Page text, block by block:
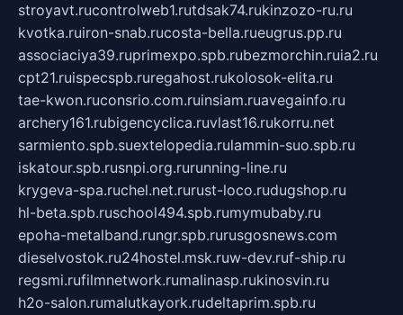
stroyavt.rucontrolweb1.rutdsak74.rukinzozo-ru.ru
kvotka.ruiron-snab.rucosta-bella.rueugrus.pp.ru
associaciya39.ruprimexpo.spb.rubezmorchin.ruia2.ru
cpt21.ruispecspb.ruregahost.rukolosok-elita.ru
tae-kwon.ruconsrio.com.ruinsiam.ruavegainfo.ru
archery161.rubigencyclica.ruvlast16.rukorru.net
sarmiento.spb.suextelopedia.rulammin-suo.spb.ru
iskatour.spb.rusnpi.org.rurunning-line.ru
krygeva-spa.ruchel.net.rurust-loco.rudugshop.ru
hl-beta.spb.ruschool494.spb.rumymubaby.ru
epoha-metalband.rungr.spb.rurusgosnews.com
dieselvostok.ru24hostel.msk.ruw-dev.ruf-ship.ru
regsmi.rufilmnetwork.rumalinasp.rukinosvin.ru
h2o-salon.rumalutkayork.rudeltaprim.spb.ru